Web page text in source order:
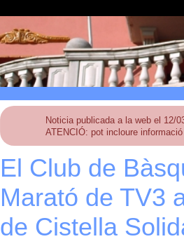
Noticia publicada a la web el 12/
ATENCIÓ: pot incloure
El Club de
Marató de TV3
de Cistella